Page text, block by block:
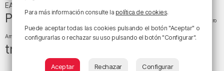
EA Sports
Política sociedadsucesos Teatro
Arriaga tiempotiempo atmosféricotráfico
tráfico en Bizkaia
Para más información consulte la política de cookies.
Puede aceptar todas las cookies pulsando el botón "Aceptar" o
configurarlas o rechazar su uso pulsando el botón "Configurar".
Aceptar Rechazar Configurar